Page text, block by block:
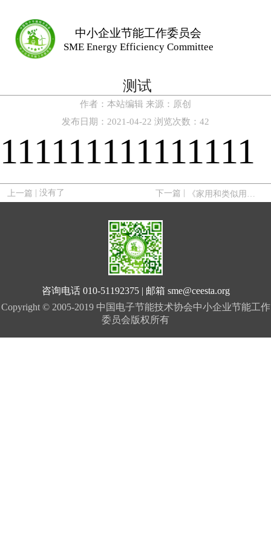
中小企业节能工作委员会
SME Energy Efficiency Committee
测试
作者： 本站编辑 来源： 原创
发布日期： 2021-04-22 浏览次数： 42
111111111111111
上一篇 | 没有了 下一篇 |
咨询电话 010-51192375 | 邮箱 sme@ceesta.org
Copyright © 2005-2019 中国电子节能技术协会中小企业节能工作
委员会版权所有